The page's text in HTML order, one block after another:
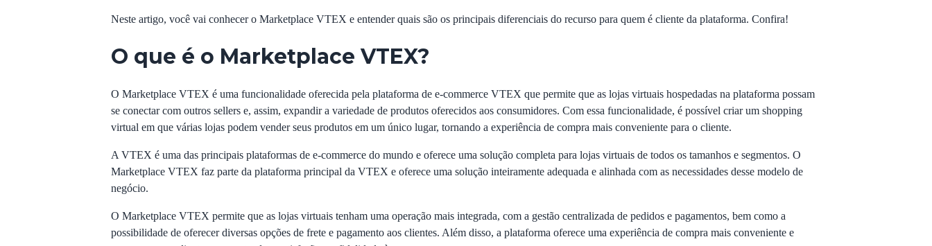
Neste artigo, você vai conhecer o Marketplace VTEX e entender quais são os principais diferenciais do recurso para quem é cliente da plataforma. Confira!
O que é o Marketplace VTEX?
O Marketplace VTEX é uma funcionalidade oferecida pela plataforma de e-commerce VTEX que permite que as lojas virtuais hospedadas na plataforma possam
se conectar com outros sellers e, assim, expandir a variedade de produtos oferecidos aos consumidores. Com essa funcionalidade, é possível criar um shopping
virtual em que várias lojas podem vender seus produtos em um único lugar, tornando a experiência de compra mais conveniente para o cliente.
A VTEX é uma das principais plataformas de e-commerce do mundo e oferece uma solução completa para lojas virtuais de todos os tamanhos e segmentos. O
Marketplace VTEX faz parte da plataforma principal da VTEX e oferece uma solução inteiramente adequada e alinhada com as necessidades desse modelo de
negócio.
O Marketplace VTEX permite que as lojas virtuais tenham uma operação mais integrada, com a gestão centralizada de pedidos e pagamentos, bem como a
possibilidade de oferecer diversas opções de frete e pagamento aos clientes. Além disso, a plataforma oferece uma experiência de compra mais conveniente e